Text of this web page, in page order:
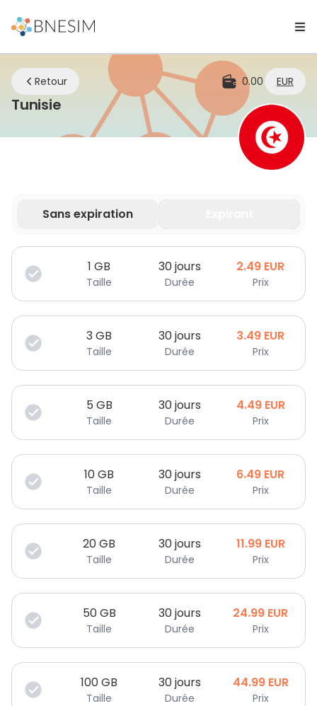
Retour 0.00 EUR
TunisieeSIM | Restez connecté où que
Sans expiration
Vos données sont valides pendant une durée limitée.
1 GB
Taille
30 jours
Durée
2.49 EUR
Prix
3GB
Taille
30 jours
Durée
3.49 EUR
Prix
5 GB
Taille
30 jours
Durée
4.49 EUR
Prix
10GB
Taille
30 jours
Durée
6.49 EUR
Prix
20GB
Taille
30 jours
Durée
11.99 EUR
Prix
50GB
Taille
30 jours
Durée
24.99 EUR
Prix
100GB
Taille
30 jours
Durée
44.99 EUR
Prix